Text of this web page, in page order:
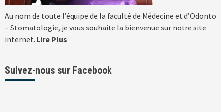
Au nom de toute l’équipe de la faculté de Médecine et d’Odonto
– Stomatologie, je vous souhaite la bienvenue sur notre site
internet. Lire Plus
Suivez-nous sur Facebook